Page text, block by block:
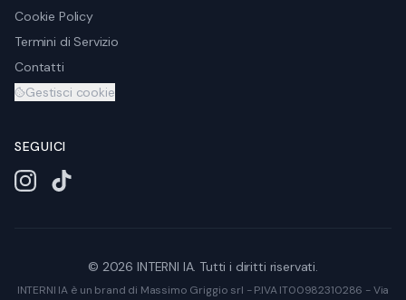
Cookie Policy
Termini di Servizio
Contatti
Gestisci cookie
SEGUICI
© 2026 INTERNI IA. Tutti i diritti riservati.
INTERNI IA è un brand di Massimo Griggio srl - P.IVA IT00982310286 - Via